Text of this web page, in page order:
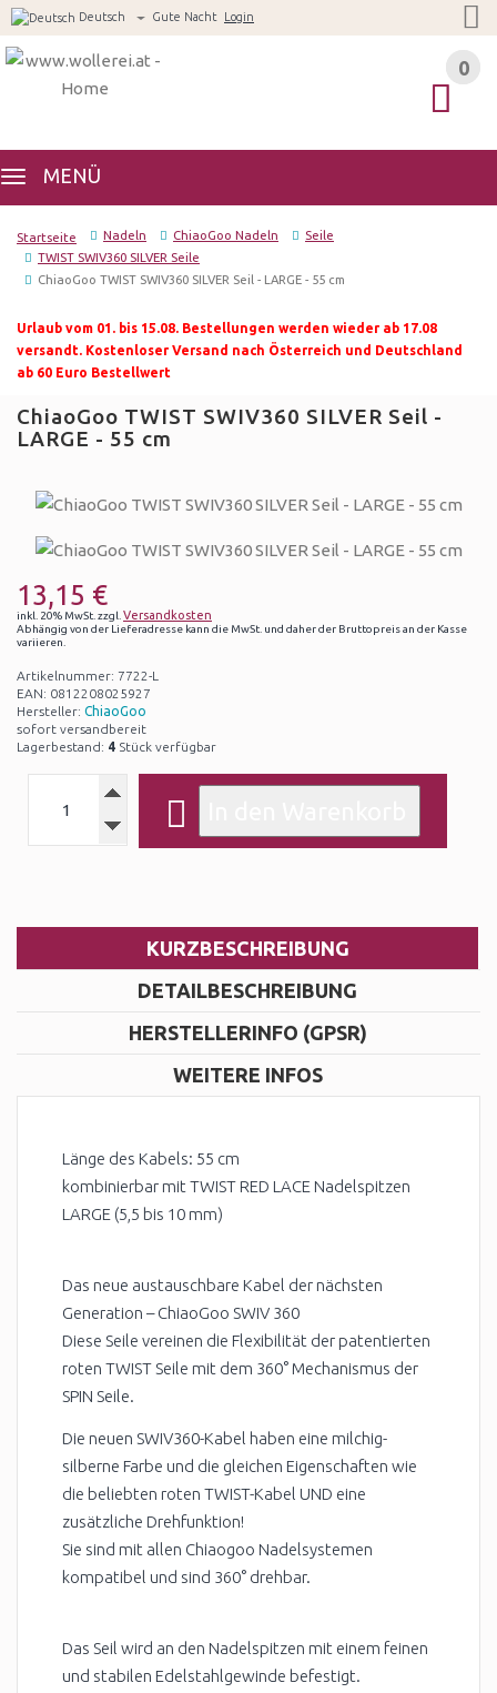
Deutsch Gute Nacht Login
0
MENÜ
0
Startseite Nadeln ChiaoGoo Nadeln
Seile
TWIST SWIV360 SILVER Seile
ChiaoGoo TWIST SWIV360 SILVER Seil - LARGE - 55 cm
Urlaub vom 01. bis 15.08. Bestellungen werden wieder ab 17.08
versandt. Kostenloser Versand nach Österreich und Deutschland
ab 60 Euro Bestellwert
ChiaoGoo TWIST SWIV360 SILVER Seil -
LARGE - 55 cm
13,15 €
inkl. 20% MwSt. zzgl. Versandkosten
Abhängig von der Lieferadresse kann die MwSt. und daher der Bruttopreis an der Kasse
variieren.
Artikelnummer: 7722-L
EAN: 0812208025927
Hersteller: ChiaoGoo
sofort versandbereit
Lagerbestand: 4 Stück verfügbar
KURZBESCHREIBUNG
DETAILBESCHREIBUNG
HERSTELLERINFO (GPSR)
WEITERE INFOS
Länge des Kabels: 55 cm
kombinierbar mit TWIST RED LACE Nadelspitzen
LARGE (5,5 bis 10 mm)
Das neue austauschbare Kabel der nächsten
Generation – ChiaoGoo SWIV 360
Diese Seile vereinen die Flexibilität der patentierten
roten TWIST Seile mit dem 360° Mechanismus der
SPIN Seile.
Die neuen SWIV360-Kabel haben eine milchig-
silberne Farbe und die gleichen Eigenschaften wie
die beliebten roten TWIST-Kabel UND eine
zusätzliche Drehfunktion!
Sie sind mit allen Chiaogoo Nadelsystemen
kompatibel und sind 360° drehbar.
Das Seil wird an den Nadelspitzen mit einem feinen
und stabilen Edelstahlgewinde befestigt.